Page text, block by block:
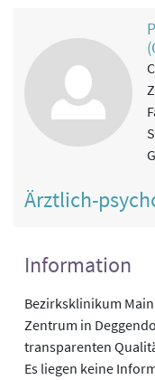
Ärztlich-
Information
Bezirksklinikum
Zentrum in
transparenten
Es liegen keine